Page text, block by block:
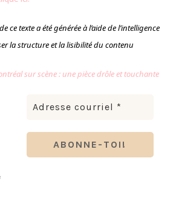
ce texte a été générée à l’aide de l’intelligence
la structure et la lisibilité du contenu
sur scène : une pièce drôle et touchante